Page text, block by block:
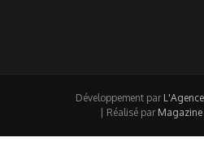
Développement par
| Réalisé par